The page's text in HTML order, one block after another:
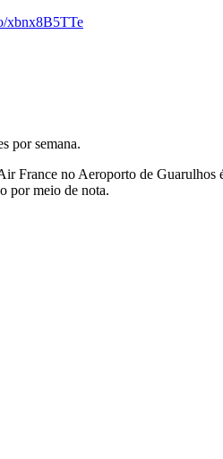
xbnx8B5TTe
por semana.
France no Aeroporto de Guarulhos
por meio de nota.